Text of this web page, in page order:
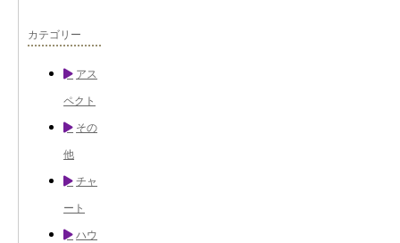
カテゴリー
アス
ペクト
その
他
チャ
ート
ハウ